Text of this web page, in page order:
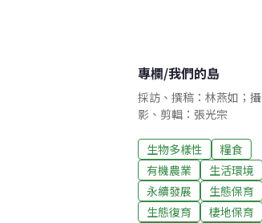
專欄/我們的島
採訪、撰稿：林燕如；攝
影、剪輯：張光宗
生物多樣性
糧食
有機農業
生活環境
永續發展
生態保育
生態復育
棲地保育